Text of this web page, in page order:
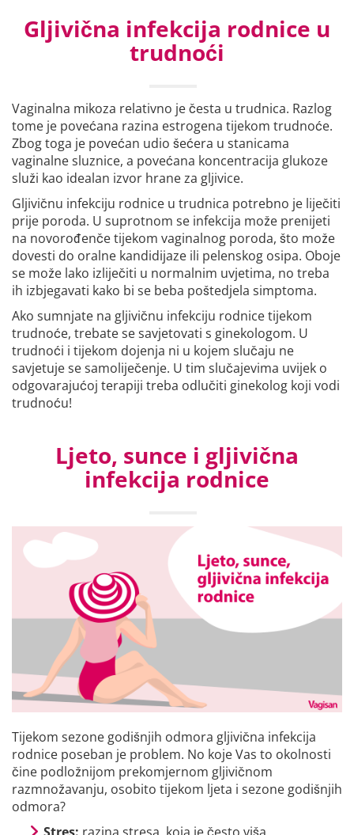
Gljivična infekcija rodnice u
trudnoći
Vaginalna mikoza relativno je česta u trudnica. Razlog
tome je povećana razina estrogena tijekom trudnoće.
Zbog toga je povećan udio šećera u stanicama
vaginalne sluznice, a povećana koncentracija glukoze
služi kao idealan izvor hrane za gljivice.
Gljivičnu infekciju rodnice u trudnica potrebno je liječiti
prije poroda. U suprotnom se infekcija može prenijeti
na novorođenče tijekom vaginalnog poroda, što može
dovesti do oralne kandidijaze ili pelenskog osipa. Oboje
se može lako izliječiti u normalnim uvjetima, no treba
ih izbjegavati kako bi se beba poštedjela simptoma.
Ako sumnjate na gljivičnu infekciju rodnice tijekom
trudnoće, trebate se savjetovati s ginekologom. U
trudnoći i tijekom dojenja ni u kojem slučaju ne
savjetuje se samoliječenje. U tim slučajevima uvijek o
odgovarajućoj terapiji treba odlučiti ginekolog koji vodi
trudnoću!
Ljeto, sunce i gljivična
infekcija rodnice
Tijekom sezone godišnjih odmora gljivična infekcija
rodnice poseban je problem. No koje Vas to okolnosti
čine podložnijom prekomjernom gljivičnom
razmnožavanju, osobito tijekom ljeta i sezone godišnjih
odmora?